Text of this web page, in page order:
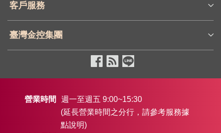
客戶服務
臺灣金控集團
營業時間
週一至週五 9:00~15:30
(延長營業時間之分行，請參考服務據
點說明)